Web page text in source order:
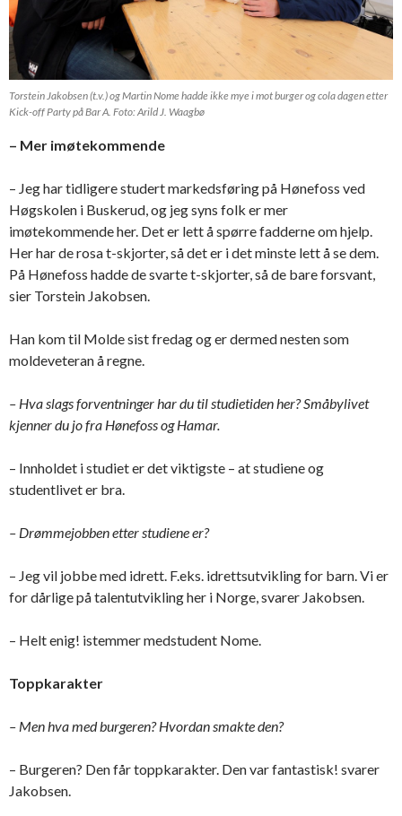
Torstein Jakobsen (t.v.) og Martin Nome hadde ikke mye i mot burger og cola dagen etter
Kick-off Party på Bar A. Foto: Arild J. Waagbø
– Mer imøtekommende
– Jeg har tidligere studert markedsføring på Hønefoss ved
Høgskolen i Buskerud, og jeg syns folk er mer
imøtekommende her. Det er lett å spørre fadderne om hjelp.
Her har de rosa t-skjorter, så det er i det minste lett å se dem.
På Hønefoss hadde de svarte t-skjorter, så de bare forsvant,
sier Torstein Jakobsen.
Han kom til Molde sist fredag og er dermed nesten som
moldeveteran å regne.
– Hva slags forventninger har du til studietiden her? Småbylivet
kjenner du jo fra Hønefoss og Hamar.
– Innholdet i studiet er det viktigste – at studiene og
studentlivet er bra.
– Drømmejobben etter studiene er?
– Jeg vil jobbe med idrett. F.eks. idrettsutvikling for barn. Vi er
for dårlige på talentutvikling her i Norge, svarer Jakobsen.
– Helt enig! istemmer medstudent Nome.
Toppkarakter
– Men hva med burgeren? Hvordan smakte den?
– Burgeren? Den får toppkarakter. Den var fantastisk! svarer
Jakobsen.